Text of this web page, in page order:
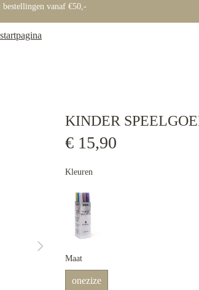
vanaf €50,-
KINDER
€ 15,90
Kleuren
Maat
onezize